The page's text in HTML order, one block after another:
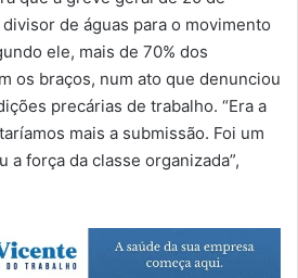
de águas para o movimento
ele, mais de 70% dos
os braços, num ato que denunciou
precárias de trabalho. “Era a
mais a submissão. Foi um
a força da classe organizada”,